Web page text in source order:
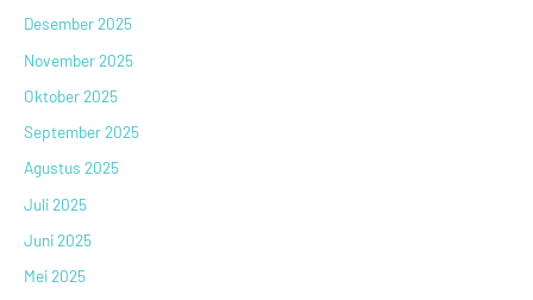
Desember 2025
November 2025
Oktober 2025
September 2025
Agustus 2025
Juli 2025
Juni 2025
Mei 2025